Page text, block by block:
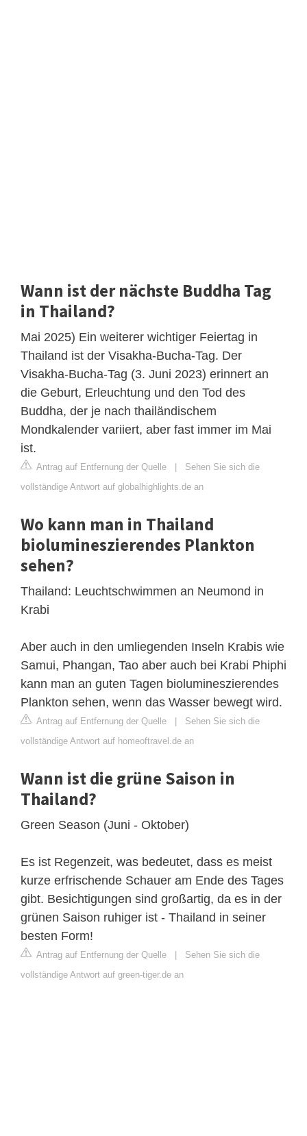
Wann ist der nächste Buddha Tag
in Thailand?
Mai 2025) Ein weiterer wichtiger Feiertag in
Thailand ist der Visakha-Bucha-Tag. Der
Visakha-Bucha-Tag (3. Juni 2023) erinnert an
die Geburt, Erleuchtung und den Tod des
Buddha, der je nach thailändischem
Mondkalender variiert, aber fast immer im Mai
ist.
Antrag auf Entfernung der Quelle | Sehen Sie sich die
vollständige Antwort auf globalhighlights.de an
Wo kann man in Thailand
biolumineszierendes Plankton
sehen?
Thailand: Leuchtschwimmen an Neumond in
Krabi
Aber auch in den umliegenden Inseln Krabis wie
Samui, Phangan, Tao aber auch bei Krabi Phiphi
kann man an guten Tagen biolumineszierendes
Plankton sehen, wenn das Wasser bewegt wird.
Antrag auf Entfernung der Quelle | Sehen Sie sich die
vollständige Antwort auf homeoftravel.de an
Wann ist die grüne Saison in
Thailand?
Green Season (Juni - Oktober)
Es ist Regenzeit, was bedeutet, dass es meist
kurze erfrischende Schauer am Ende des Tages
gibt. Besichtigungen sind großartig, da es in der
grünen Saison ruhiger ist - Thailand in seiner
besten Form!
Antrag auf Entfernung der Quelle | Sehen Sie sich die
vollständige Antwort auf green-tiger.de an